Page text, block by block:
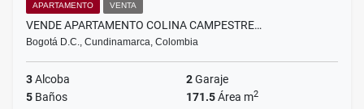
APARTAMENTO VENTA
VENDE APARTAMENTO COLINA CAMPESTRE…
Bogotá D.C., Cundinamarca, Colombia
3Alcoba 2Garaje
5 Baños 171.5Área m2